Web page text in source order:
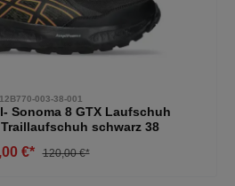
003-38-001
Sonoma 8 GTX Laufschuh
schwarz 38
€* 120,00 €*